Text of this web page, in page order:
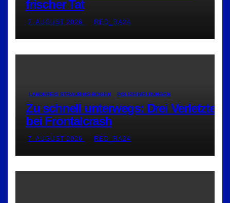
frischer Tat
7. AUGUST 2026 RED_RA24
LANDKREIS STRAUBING-BOGEN POLIZEIMELDUNGEN
Zu schnell unterwegs: Drei Verletzte
bei Frontalcrash
7. AUGUST 2026 RED_RA24